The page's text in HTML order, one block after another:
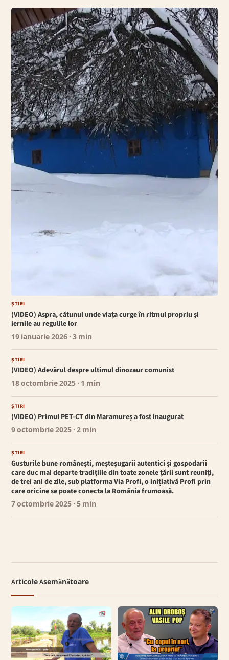
ȘTIRI
(VIDEO) Aspra, cătunul unde viața curge în ritmul propriu și
iernile au regulile lor
19 ianuarie 2026 · 3 min
ȘTIRI
(VIDEO) Adevărul despre ultimul dinozaur comunist
18 octombrie 2025 · 1 min
ȘTIRI
(VIDEO) Primul PET-CT din Maramureș a fost inaugurat
9 octombrie 2025 · 2 min
ȘTIRI
Gusturile bune românești, meșteșugarii autentici și gospodarii
care duc mai departe tradițiile din toate zonele țării sunt reuniți,
de trei ani de zile, sub platforma Via Profi, o inițiativă Profi prin
care oricine se poate conecta la România frumoasă.
7 octombrie 2025 · 5 min
Articole Asemănătoare